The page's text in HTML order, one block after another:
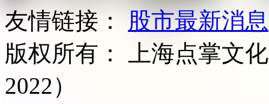
友情链接：
股市最新消息
版权所有：
上海点掌文
2022）